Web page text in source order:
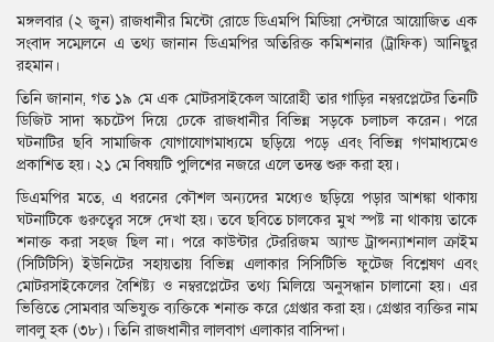
মঙ্গলবার (২ জুন) রাজধানীর মিন্টো রোডে ডিএমপি মিডিয়া সেন্টারে আয়োজিত এক
সংবাদ সম্মেলনে এ তথ্য জানান ডিএমপির অতিরিক্ত কমিশনার (ট্রাফিক) আনিছুর
রহমান।
তিনি জানান, গত ১৯ মে এক মোটরসাইকেল আরোহী তার গাড়ির নম্বরপ্লেটের তিনটি
ডিজিট সাদা স্কচটেপ দিয়ে ঢেকে রাজধানীর বিভিন্ন সড়কে চলাচল করেন। পরে
ঘটনাটির ছবি সামাজিক যোগাযোগমাধ্যমে ছড়িয়ে পড়ে এবং বিভিন্ন গণমাধ্যমেও
প্রকাশিত হয়। ২১ মে বিষয়টি পুলিশের নজরে এলে তদন্ত শুরু করা হয়।
ডিএমপির মতে, এ ধরনের কৌশল অন্যদের মধ্যেও ছড়িয়ে পড়ার আশঙ্কা থাকায়
ঘটনাটিকে গুরুত্বের সঙ্গে দেখা হয়। তবে ছবিতে চালকের মুখ স্পষ্ট না থাকায় তাকে
শনাক্ত করা সহজ ছিল না। পরে কাউন্টার টেররিজম অ্যান্ড ট্রান্সন্যাশনাল ক্রাইম
(সিটিটিসি) ইউনিটের সহায়তায় বিভিন্ন এলাকার সিসিটিভি ফুটেজ বিশ্লেষণ এবং
মোটরসাইকেলের বৈশিষ্ট্য ও নম্বরপ্লেটের তথ্য মিলিয়ে অনুসন্ধান চালানো হয়। এর
ভিত্তিতে সোমবার অভিযুক্ত ব্যক্তিকে শনাক্ত করে গ্রেপ্তার করা হয়। গ্রেপ্তার ব্যক্তির নাম
লাবলু হক (৩৮)। তিনি রাজধানীর লালবাগ এলাকার বাসিন্দা।